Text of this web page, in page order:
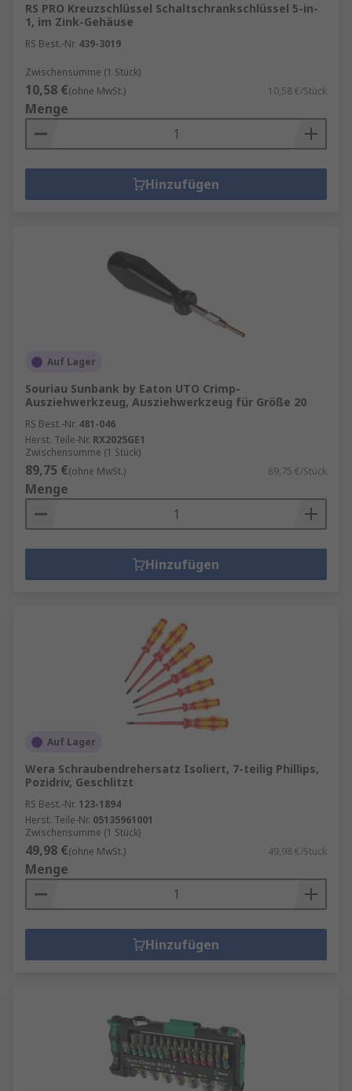
RS PRO Kreuzschlüssel Schaltschrankschlüssel 5-in-
1, im Zink-Gehäuse
RS Best.-Nr. 439-3019
Zwischensumme (1 Stück)
10,58 €(ohne MwSt.) 10,58 €/Stück
Menge
Hinzufügen
Auf Lager
Souriau Sunbank by Eaton UTO Crimp-
Ausziehwerkzeug, Ausziehwerkzeug für Größe 20
RS Best.-Nr. 481-046
Herst. Teile-Nr. RX2025GE1
Zwischensumme (1 Stück)
89,75 €(ohne MwSt.) 89,75 €/Stück
Menge
Hinzufügen
Auf Lager
Wera Schraubendrehersatz Isoliert, 7-teilig Phillips,
Pozidriv, Geschlitzt
RS Best.-Nr. 123-1894
Herst. Teile-Nr. 05135961001
Zwischensumme (1 Stück)
49,98 €(ohne MwSt.) 49,98 €/Stück
Menge
Hinzufügen